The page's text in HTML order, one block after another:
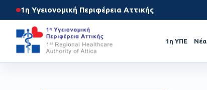
1η Υγειονομική Περιφέρεια Αττικής
1η ΥΠΕ